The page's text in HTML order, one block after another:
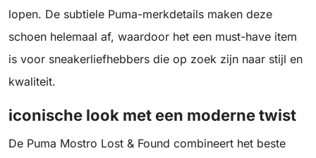
lopen. De subtiele Puma-merkdetails maken deze
schoen helemaal af, waardoor het een must-have item
is voor sneakerliefhebbers die op zoek zijn naar stijl en
kwaliteit.
iconische look met een moderne twist
De Puma Mostro Lost & Found combineert het beste